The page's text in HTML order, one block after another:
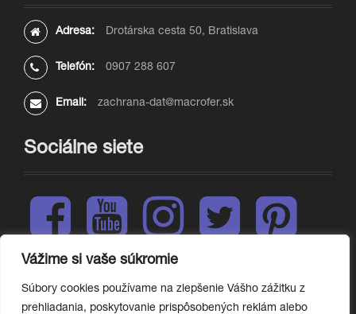
Vážime si vaše súkromie
Súbory cookies používame na zlepšenie Vášho zážitku z
prehliadania, poskytovanie prispôsobených reklám alebo
Adresa: Drotárska cesta 50, Bratislava
Telefón: 0907 288 607
Email: zachrana-dat@macrofer.sk
Sociálne siete
F
c
b
o
o
Y
u
u
b
s
g
r
T
i
e
P
n
e
L
n
k